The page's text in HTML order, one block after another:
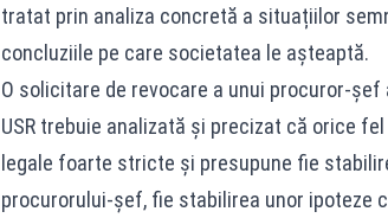
tratat prin analiza concretă a situațiilor
concluziile pe care societatea le așteaptă.
O solicitare de revocare a unui procuror-
USR trebuie analizată și precizat că orice
legale foarte stricte și presupune fie
procurorului-șef, fie stabilirea unor ipoteze